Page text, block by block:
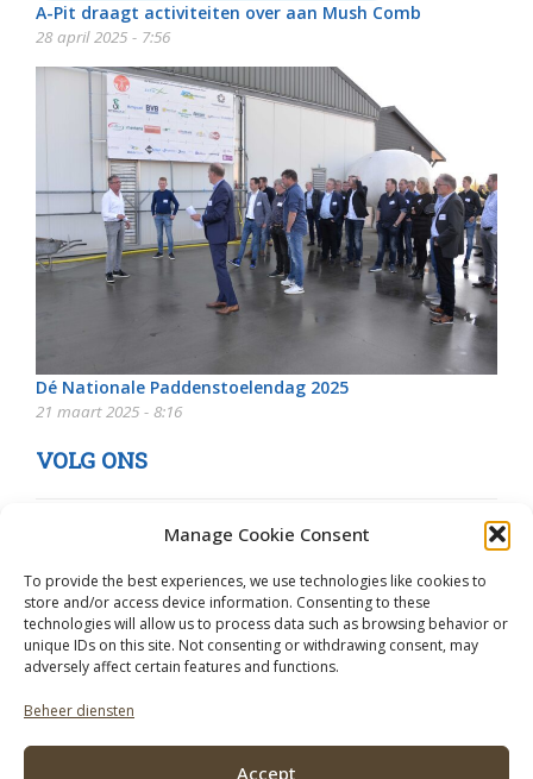
Manage Cookie Consent
To provide the best experiences, we use technologies like cookies to
store and/or access device information. Consenting to these
technologies will allow us to process data such as browsing behavior or
unique IDs on this site. Not consenting or withdrawing consent, may
adversely affect certain features and functions.
Beheer diensten
Accept
A-Pit draagt activiteiten over aan Mush Comb
28 april 2025 - 7:56
Dé Nationale Paddenstoelendag 2025
21 maart 2025 - 8:16
VOLG ONS